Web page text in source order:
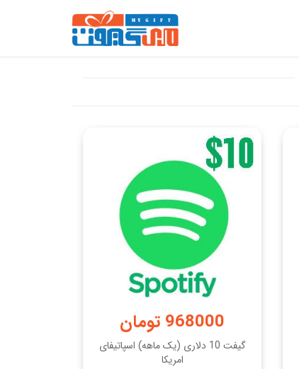
968000 تومان
گیفت 10 دلاری (یک ماهه) اسپاتیفای
امریکا